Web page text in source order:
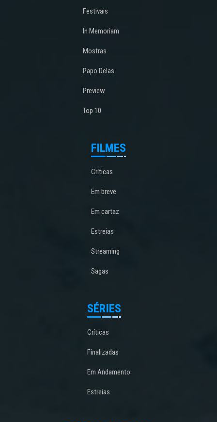
Festivais
In Memoriam
Mostras
Papo Delas
Preview
Top 10
FILMES
Críticas
Em breve
Em cartaz
Estreias
Streaming
Sagas
SÉRIES
Críticas
Finalizadas
Em Andamento
Estreias